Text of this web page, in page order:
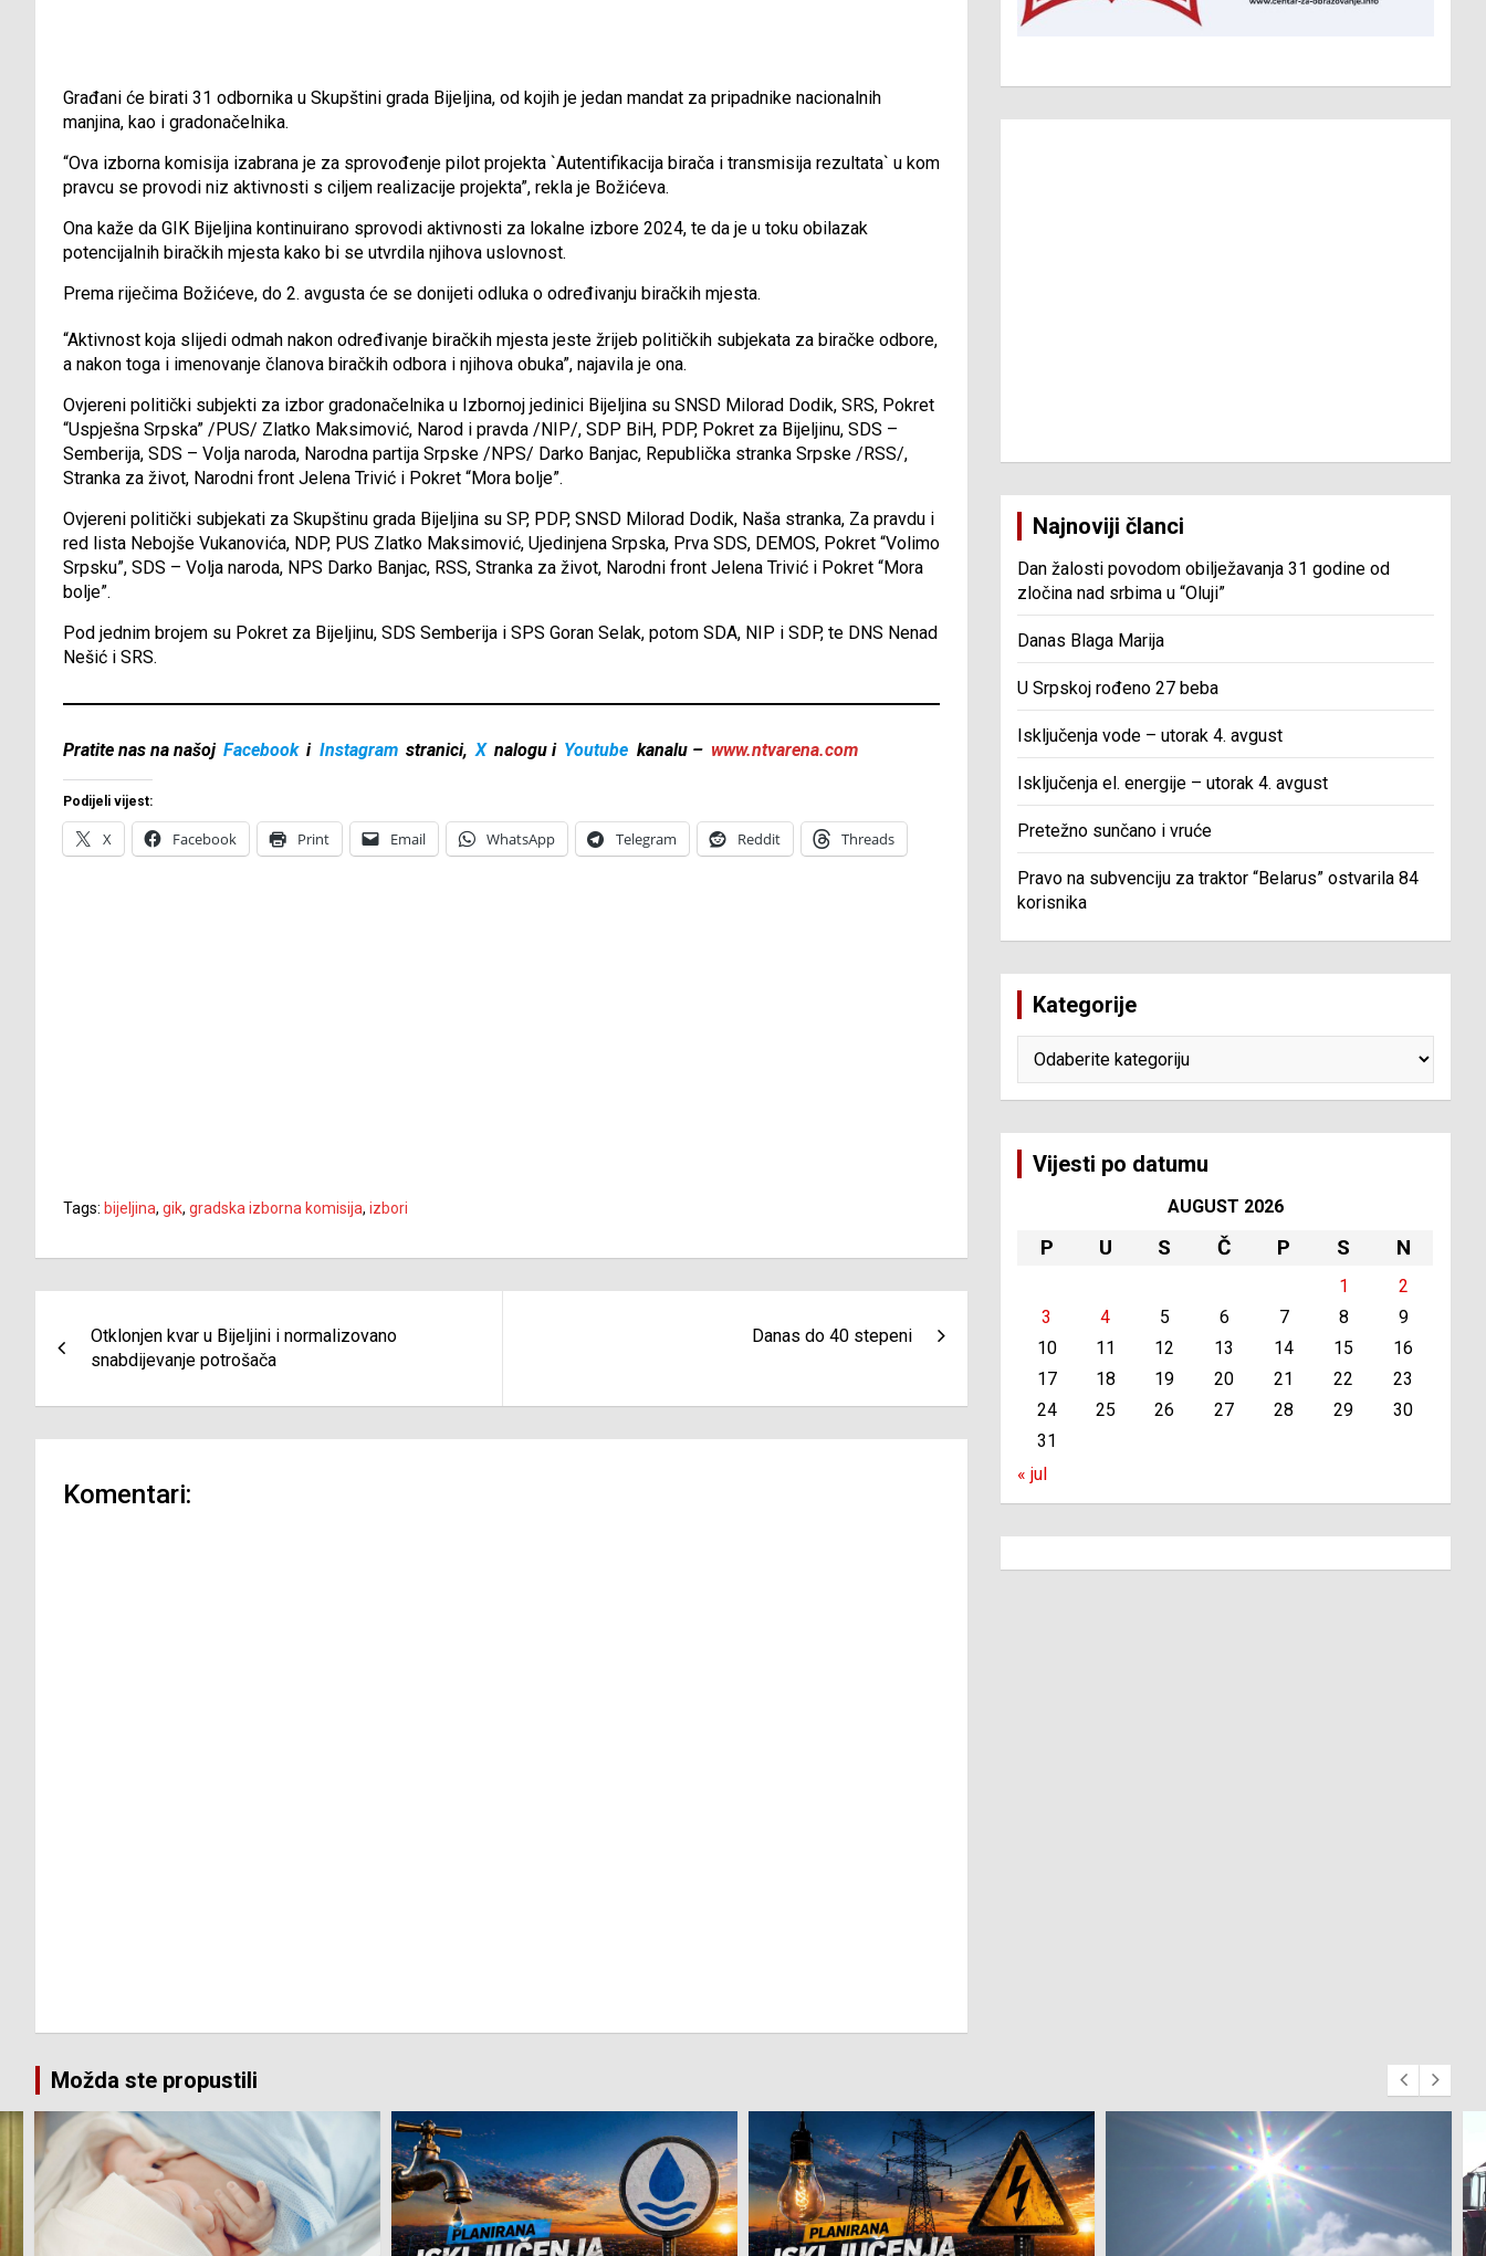
Građani će birati 31 odbornika u Skupštini grada Bijeljina, od kojih je jedan mandat za pripadnike nacionalnih
manjina, kao i gradonačelnika.
“Ova izborna komisija izabrana je za sprovođenje pilot projekta `Autentifikacija birača i transmisija rezultata` u kom
pravcu se provodi niz aktivnosti s ciljem realizacije projekta”, rekla je Božićeva.
Ona kaže da GIK Bijeljina kontinuirano sprovodi aktivnosti za lokalne izbore 2024, te da je u toku obilazak
potencijalnih biračkih mjesta kako bi se utvrdila njihova uslovnost.
Prema riječima Božićeve, do 2. avgusta će se donijeti odluka o određivanju biračkih mjesta.
“Aktivnost koja slijedi odmah nakon određivanje biračkih mjesta jeste žrijeb političkih subjekata za biračke odbore,
a nakon toga i imenovanje članova biračkih odbora i njihova obuka”, najavila je ona.
Ovjereni politički subjekti za izbor gradonačelnika u Izbornoj jedinici Bijeljina su SNSD Milorad Dodik, SRS, Pokret
“Uspješna Srpska” /PUS/ Zlatko Maksimović, Narod i pravda /NIP/, SDP BiH, PDP, Pokret za Bijeljinu, SDS –
Semberija, SDS – Volja naroda, Narodna partija Srpske /NPS/ Darko Banjac, Republička stranka Srpske /RSS/,
Stranka za život, Narodni front Jelena Trivić i Pokret “Mora bolje”.
Ovjereni politički subjekati za Skupštinu grada Bijeljina su SP, PDP, SNSD Milorad Dodik, Naša stranka, Za pravdu i
red lista Nebojše Vukanovića, NDP, PUS Zlatko Maksimović, Ujedinjena Srpska, Prva SDS, DEMOS, Pokret “Volimo
Srpsku”, SDS – Volja naroda, NPS Darko Banjac, RSS, Stranka za život, Narodni front Jelena Trivić i Pokret “Mora
bolje”.
Pod jednim brojem su Pokret za Bijeljinu, SDS Semberija i SPS Goran Selak, potom SDA, NIP i SDP, te DNS Nenad
Nešić i SRS.
Pratite nas na našoj Facebook i Instagram stranici, X nalogu i Youtube kanalu – www.ntvarena.com
Podijeli vijest:
X Facebook Print Email WhatsApp Telegram Reddit Threads
Tags: bijeljina, gik, gradska izborna komisija, izbori
članaka
Otklonjen kvar u Bijeljini i normalizovano
snabdijevanje potrošača
Danas do 40 stepeni
Komentari:
Najnoviji članci
Dan žalosti povodom obilježavanja 31 godine od
zločina nad srbima u “Oluji”
Danas Blaga Marija
U Srpskoj rođeno 27 beba
Isključenja vode – utorak 4. avgust
Isključenja el. energije – utorak 4. avgust
Pretežno sunčano i vruće
Pravo na subvenciju za traktor “Belarus” ostvarila 84
korisnika
Kategorije
Vijesti po datumu
AUGUST 2026
P U S Č P S N
1
2
3
4 5 6 7 8
9
10
11 12 13 14 15
16
17
18 19 20 21 22
23
24
25 26 27 28 29
30
31
« jul
Možda ste propustili